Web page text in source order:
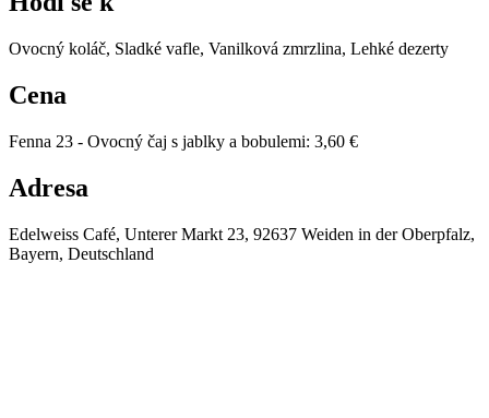
Ovocný koláč, Sladké vafle, Vanilková zmrzlina, Lehké dezerty
Cena
Fenna 23 - Ovocný čaj s jablky a bobulemi: 3,60 €
Adresa
Edelweiss Café, Unterer Markt 23, 92637 Weiden in der Oberpfalz,
Bayern, Deutschland